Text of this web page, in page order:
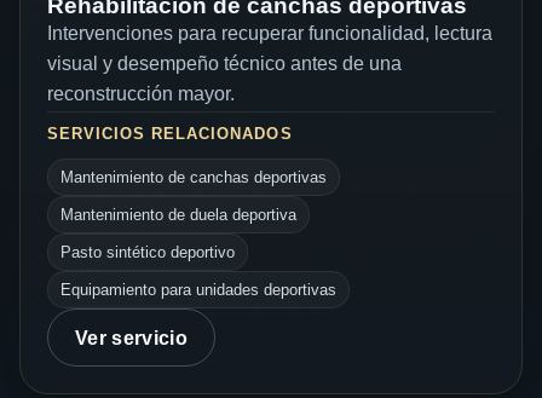
Rehabilitación de canchas deportivas
Intervenciones para recuperar funcionalidad, lectura
visual y desempeño técnico antes de una
reconstrucción mayor.
SERVICIOS RELACIONADOS
Mantenimiento de canchas deportivas
Mantenimiento de duela deportiva
Pasto sintético deportivo
Equipamiento para unidades deportivas
Ver servicio